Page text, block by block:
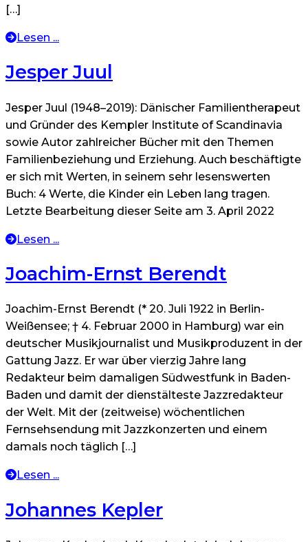
[…]
Lesen ...
Jesper Juul
Jesper Juul (1948–2019): Dänischer Familientherapeut
und Gründer des Kempler Institute of Scandinavia
sowie Autor zahlreicher Bücher mit den Themen
Familienbeziehung und Erziehung. Auch beschäftigte
er sich mit Werten, in seinem sehr lesenswerten
Buch: 4 Werte, die Kinder ein Leben lang tragen.
Letzte Bearbeitung dieser Seite am 3. April 2022
Lesen ...
Joachim-Ernst Berendt
Joachim-Ernst Berendt (* 20. Juli 1922 in Berlin-
Weißensee; † 4. Februar 2000 in Hamburg) war ein
deutscher Musikjournalist und Musikproduzent in der
Gattung Jazz. Er war über vierzig Jahre lang
Redakteur beim damaligen Südwestfunk in Baden-
Baden und damit der dienstälteste Jazzredakteur
der Welt. Mit der (zeitweise) wöchentlichen
Fernsehsendung mit Jazzkonzerten und einem
damals noch täglich […]
Lesen ...
Johannes Kepler